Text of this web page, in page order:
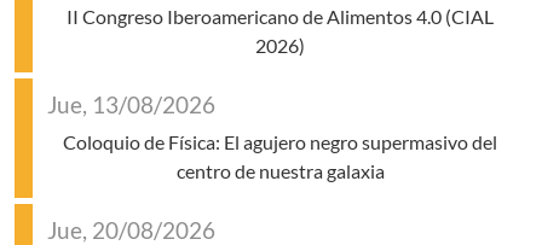
II Congreso Iberoamericano de Alimentos 4.0 (CIAL
2026)
Jue, 13/08/2026
Coloquio de Física: El agujero negro supermasivo del
centro de nuestra galaxia
Jue, 20/08/2026